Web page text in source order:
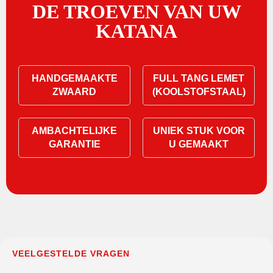
DE TROEVEN VAN UW
KATANA
HANDGEMAAKTE
ZWAARD
FULL TANG LEMET
(KOOLSTOFSTAAL)
AMBACHTELIJKE
GARANTIE
UNIEK STUK VOOR
U GEMAAKT
VEELGESTELDE VRAGEN